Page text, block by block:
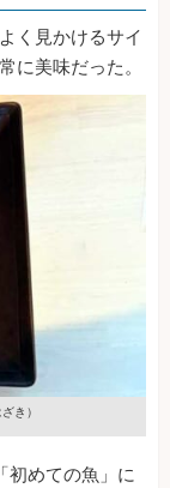
く見かけるサイ
に美味だった。
き）
初めての魚」に